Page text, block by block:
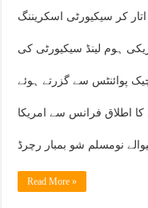
کر سیکیورٹی اسکریننگ
ہوم لینڈ سیکیورٹی کی
پوائنٹس سے گزرتے ہوئے
اطلاق فرانس سے امریکا
Read More »